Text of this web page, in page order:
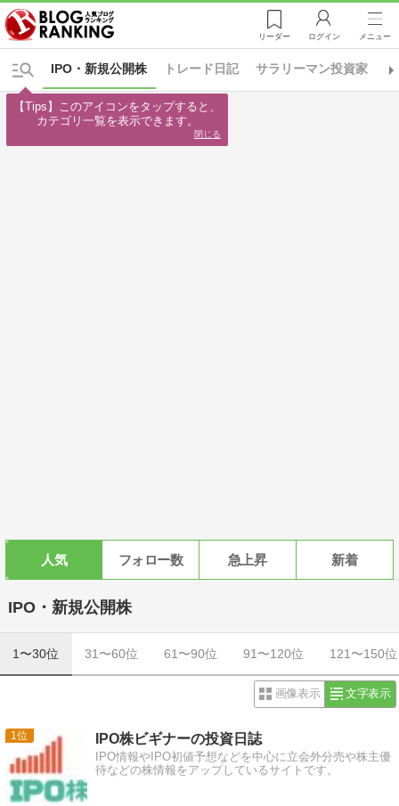
リーダー ログイン メニュー
トレード日記 サラリーマン投資家
IPO・新規公開株
人気 フォロー数 急上昇 新着
IPO・新規公開株
1〜30位 31〜60位 61〜90位 91〜120位 121〜150位
画像表示 文字表示
1 IPO株ビギナーの投資日誌
IPO情報やIPO初値予想などを中心に立会外分売や株主優
待などの株情報をアップしているサイトです。
【Tips】このアイコンをタップすると、
カテゴリ一覧を表示できます。
閉じる